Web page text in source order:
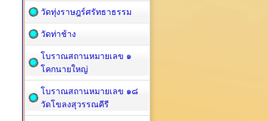
วัดทุ่งราษฎร์ศรัทธาธรรม
วัดท่าช้าง
โบราณสถานหมายเลข ๑
โคกนายใหญ่
โบราณสถานหมายเลข ๑๘
วัดโขลงสุวรรณคีรี